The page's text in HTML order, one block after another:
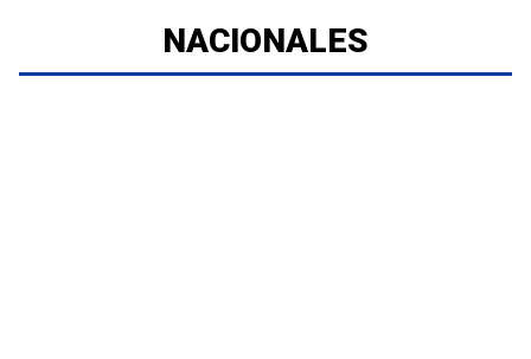
NACIONALES